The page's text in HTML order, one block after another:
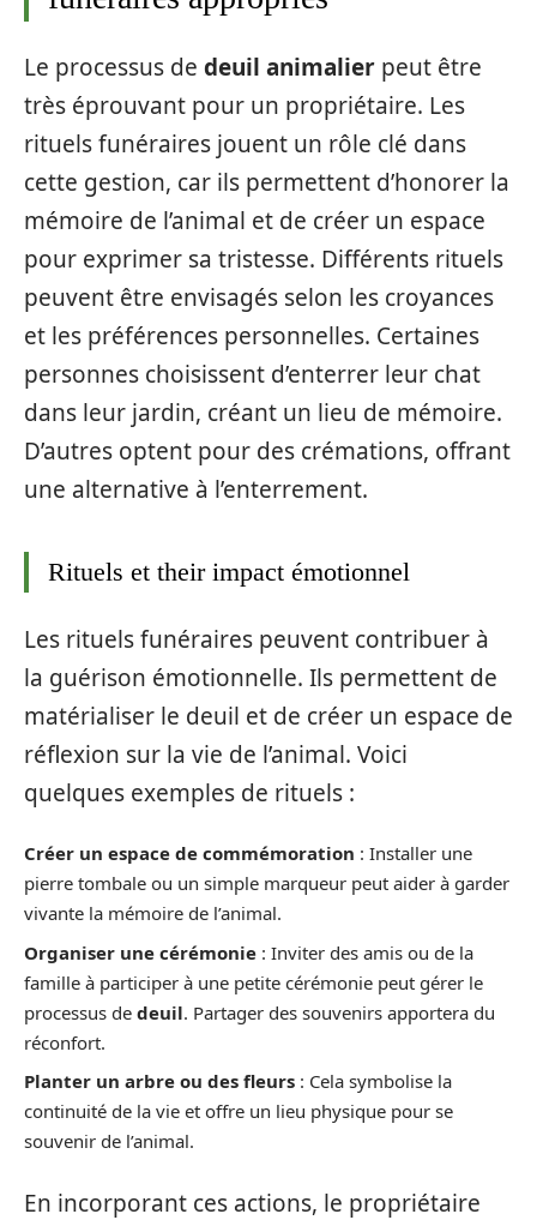
Le processus de deuil animalier peut être
très éprouvant pour un propriétaire. Les
rituels funéraires jouent un rôle clé dans
cette gestion, car ils permettent d’honorer la
mémoire de l’animal et de créer un espace
pour exprimer sa tristesse. Différents rituels
peuvent être envisagés selon les croyances
et les préférences personnelles. Certaines
personnes choisissent d’enterrer leur chat
dans leur jardin, créant un lieu de mémoire.
D’autres optent pour des crémations, offrant
une alternative à l’enterrement.
Rituels et their impact émotionnel
Les rituels funéraires peuvent contribuer à
la guérison émotionnelle. Ils permettent de
matérialiser le deuil et de créer un espace de
réflexion sur la vie de l’animal. Voici
quelques exemples de rituels :
Créer un espace de commémoration : Installer une
pierre tombale ou un simple marqueur peut aider à garder
vivante la mémoire de l’animal.
Organiser une cérémonie : Inviter des amis ou de la
famille à participer à une petite cérémonie peut gérer le
processus de deuil. Partager des souvenirs apportera du
réconfort.
Planter un arbre ou des fleurs : Cela symbolise la
continuité de la vie et offre un lieu physique pour se
souvenir de l’animal.
En incorporant ces actions, le propriétaire